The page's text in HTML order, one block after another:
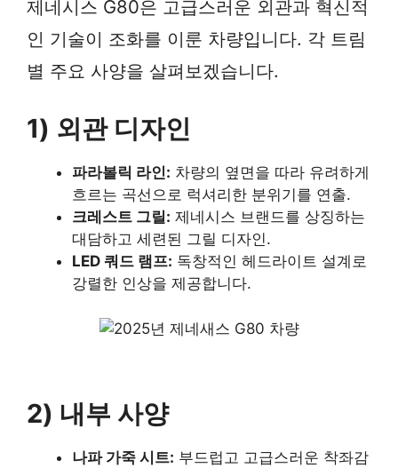
제네시스 G80은 고급스러운 외관과 혁신적
인 기술이 조화를 이룬 차량입니다. 각 트림
별 주요 사양을 살펴보겠습니다.
1) 외관 디자인
파라볼릭 라인: 차량의 옆면을 따라 유려하게
흐르는 곡선으로 럭셔리한 분위기를 연출.
크레스트 그릴: 제네시스 브랜드를 상징하는
대담하고 세련된 그릴 디자인.
LED 쿼드 램프: 독창적인 헤드라이트 설계로
강렬한 인상을 제공합니다.
2) 내부 사양
나파 가죽 시트: 부드럽고 고급스러운 착좌감